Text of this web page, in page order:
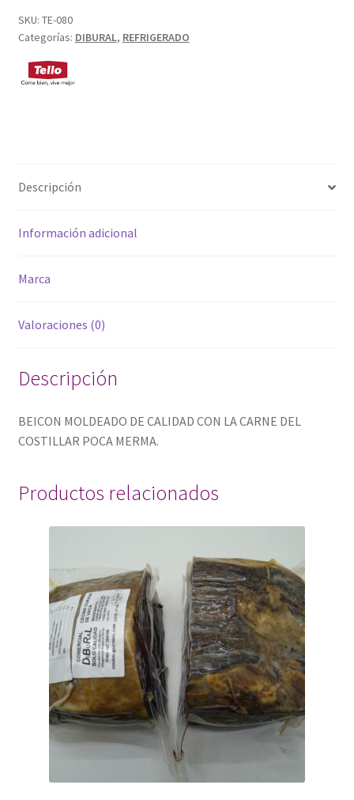
SKU: TE-080
Categorías: DIBURAL, REFRIGERADO
Descripción
Información adicional
Marca
Valoraciones (0)
Descripción
BEICON MOLDEADO DE CALIDAD CON LA CARNE DEL
COSTILLAR POCA MERMA.
Productos relacionados